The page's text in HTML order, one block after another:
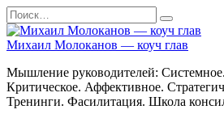
Перейти
к
содержанию
Search
for:
Михаил Молоканов — коуч глав
Мышление руководителей:
Критическое. Аффективное.
Тренинги. Фасилитация. Школа